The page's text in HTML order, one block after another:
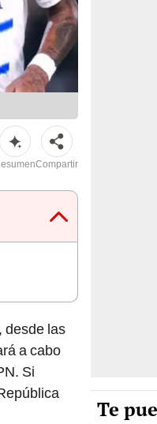
Compartir
desde las
a cabo
Si
Te